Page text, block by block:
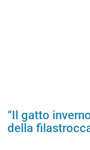
“Il gatto
della